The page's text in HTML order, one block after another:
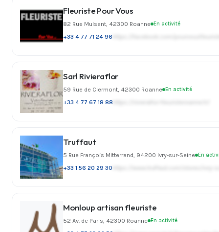
Fleuriste Pour Vous
82 Rue Mulsant, 42300 Roanne En activité
+33 4 77 71 24 96
Sarl Rivieraflor
59 Rue de Clermont, 42300 Roanne En activité
+33 4 77 67 18 88
Truffaut
5 Rue François Mitterrand, 94200 Ivry-sur-Seine En
+33 1 56 20 29 30
Monloup artisan fleuriste
52 Av. de Paris, 42300 Roanne En activité